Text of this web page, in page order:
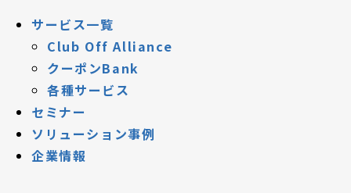
サービス一覧
Club Off Alliance
クーポンBank
各種サービス
セミナー
ソリューション事例
企業情報